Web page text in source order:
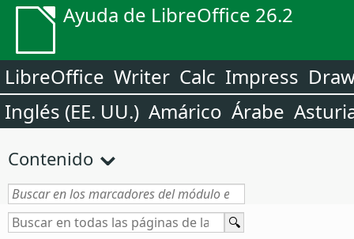
Ayuda de LibreOffice 26.2
LibreOffice Writer Calc Impress
Inglés (EE. UU.) Amárico Árabe
Contenido